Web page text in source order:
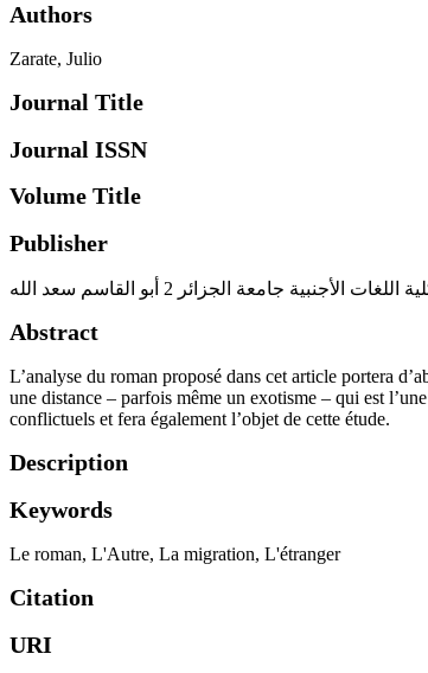
Authors
Zarate, Julio
Journal Title
Journal ISSN
Volume Title
Publisher
جامعة الجزائر 2 أبو القاسم سعد الله
Abstract
L’analyse du roman proposé dans cet article portera
une distance – parfois même un exotisme – qui est
conflictuels et fera également l’objet de cette étude.
Description
Keywords
Le roman, L'Autre, La migration, L'étranger
Citation
URI